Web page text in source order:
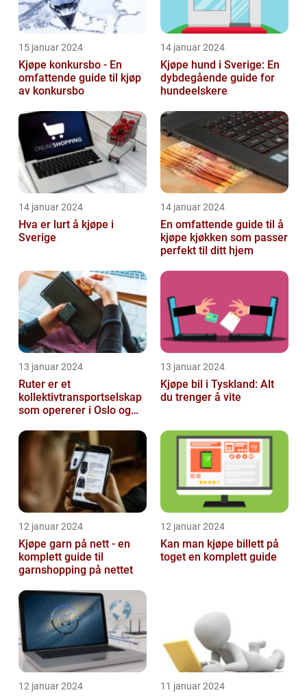
15 januar 2024
Kjøpe konkursbo - En
omfattende guide til kjøp
av konkursbo
14 januar 2024
Kjøpe hund i Sverige: En
dybdegående guide for
hundeelskere
14 januar 2024
Hva er lurt å kjøpe i
Sverige
14 januar 2024
En omfattende guide til å
kjøpe kjøkken som passer
perfekt til ditt hjem
13 januar 2024
Ruter er et
kollektivtransportselskap
som opererer i Oslo og
13 januar 2024
Kjøpe bil i Tyskland: Alt
du trenger å vite
12 januar 2024
Kjøpe garn på nett - en
komplett guide til
garnshopping på nettet
12 januar 2024
Kan man kjøpe billett på
toget en komplett guide
12 januar 2024 11 januar 2024